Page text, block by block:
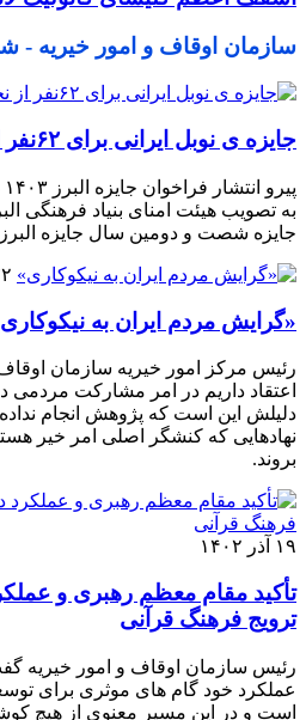
سازمان اوقاف و امور خیریه -
جایزه ی نوبل ایرانی برای ۶۲نفر از نخبگان
به تصویب هیئت امنای بنیاد فرهنگی
جایزه شصت و دومین سال جایزه
۲۲
«گرایش مردم ایران به
رئیس مرکز امور خیریه سازمان
اعتقاد داریم در امر مشارکت مردمی
دلیلش این است که پژوهش انجام نداده
نهادهایی که کنشگر اصلی امر خیر
بروند.
۱۹ آذر ۱۴۰۲
تأکید مقام معظم رهبری و
ترویج فرهنگ قرآنی
رئیس سازمان اوقاف و امور خیریه
عملکرد خود گام های موثری برای
است و در این مسیر معنوی از هیچ